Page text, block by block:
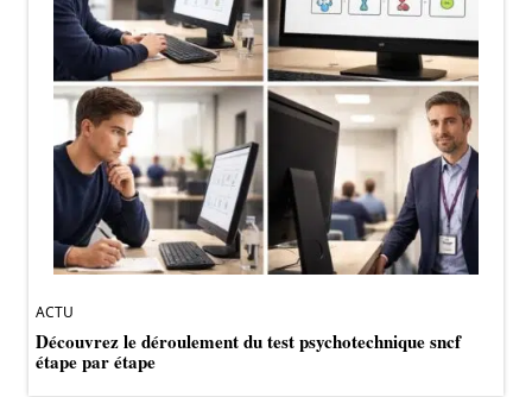
ACTU
Découvrez le déroulement du test psychotechnique sncf
étape par étape